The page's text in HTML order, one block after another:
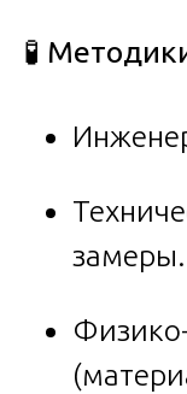
🧪
замеры.